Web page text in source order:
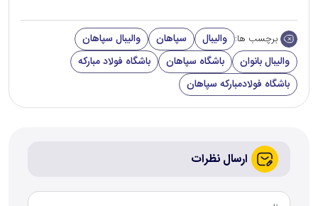
برچسب ها: والیبال سپاهان
والیبال سپاهان
والیبال بانوان
باشگاه سپاهان
باشگاه فولاد مبارکه
باشگاه فولادمبارکه سپاهان
ارسال نظرات